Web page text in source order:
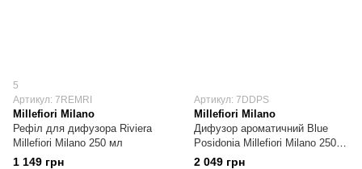
5
Артикул: 7REMRI
Millefiori Milano
Рефіл для дифузора Riviera
Millefiori Milano 250 мл
1 149 грн
Артикул: 7DDPS
Millefiori Milano
Дифузор ароматичний Blue
Posidonia Millefiori Milano 250
мл
2 049 грн